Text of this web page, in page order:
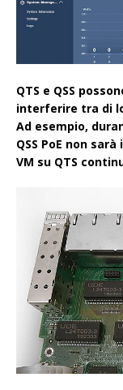
QTS e QSS
interferire tra di
Ad esempio,
QSS PoE non
VM su QTS